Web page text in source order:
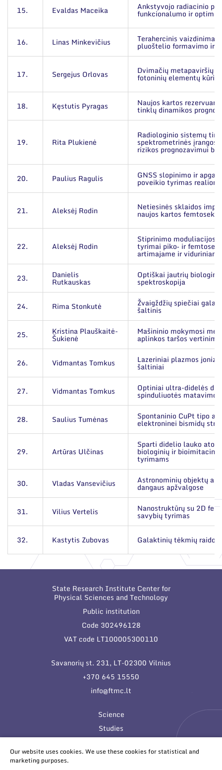
15. Evaldas Maceika Ankstyvojo radiacinio
funkcionalumo ir
16. Linas Minkevičius Terahercinis
pluoštelio formavimo ir
17. Sergejus Orlovas Dvimačių metapaviršių
fotoninių elementų
18. Kęstutis Pyragas Naujos kartos
tinklų dinamikos
19. Rita Plukienė
Radiologinio sistemų
spektrometrinės įrangos
rizikos prognozavimui
20. Paulius Ragulis GNSS slopinimo ir
poveikio tyrimas
21. Aleksėj Rodin Netiesinės sklaidos
naujos kartos
22. Aleksėj Rodin
Stiprinimo moduliacijos
tyrimai piko‑ ir
artimajame ir
23. Danielis
Rutkauskas
Optiškai jautrių
spektroskopija
24. Rima Stonkutė Žvaigždžių spiečiai
šaltinis
25. Kristina Plauškaitė-
Šukienė
Mašininio mokymosi
aplinkos taršos
26. Vidmantas Tomkus Lazeriniai plazmos
šaltiniai
27. Vidmantas Tomkus Optiniai ultra-didelės
spinduliuotės matavimo
28. Saulius Tumėnas Spontaninio CuPt tipo
elektroninei bismidų
29. Artūras Ulčinas
Sparti didelio lauko
biologinių ir
tyrimams
30. Vladas Vansevičius Astronominių objektų
dangaus apžvalgose
31. Vilius Vertelis Nanostruktūrų su 2D
savybių tyrimas
32. Kastytis Zubovas Galaktinių tėkmių
State Research Institute Center for
Physical Sciences and Technology
Public institution
Code 302496128
VAT code LT100005300110
Savanorių st. 231, LT-02300 Vilnius
+370 645 15550
info@ftmc.lt
Science
Studies
Our website uses cookies. We use these cookies for statistical and
marketing purposes.